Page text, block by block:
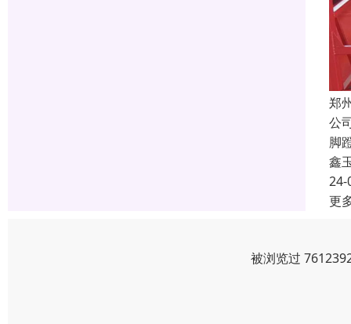
郑
公
脚
鑫
24-
更
被浏览过